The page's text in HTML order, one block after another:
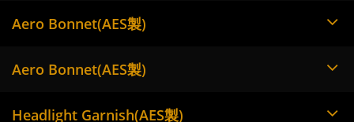
Aero Bonnet(AES製)
Aero Bonnet(AES製)
Headlight Garnish(AES製)